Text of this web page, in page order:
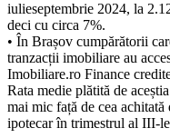
iulieseptembrie 2024, la
deci cu circa 7%.
• În Brașov cumpărătorii
tranzacții imobiliare au
Imobiliare.ro Finance
Rata medie plătită de
mai mic față de cea
ipotecar în trimestrul al III-